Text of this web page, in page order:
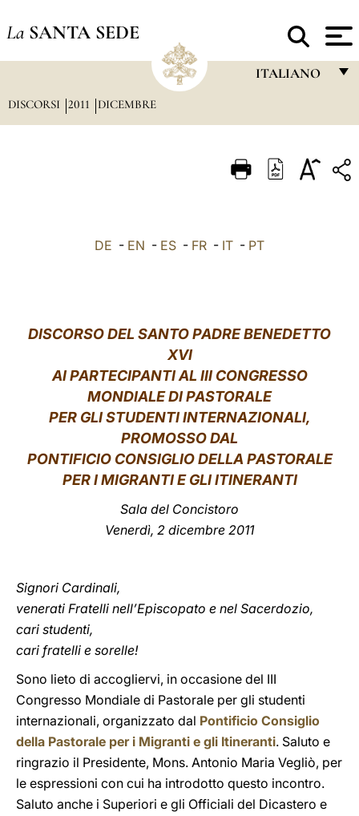
La SANTA SEDE
ITALIANO
ITALIANO
LATINE
DISCORSI 2011 DICEMBRE
DE - EN - ES - FR - IT - PT
DISCORSO DEL SANTO PADRE BENEDETTO
XVI
AI PARTECIPANTI AL III CONGRESSO
MONDIALE DI PASTORALE
PER GLI STUDENTI INTERNAZIONALI,
PROMOSSO DAL
PONTIFICIO CONSIGLIO DELLA PASTORALE
PER I MIGRANTI E GLI ITINERANTI
Sala del Concistoro
Venerdì, 2 dicembre 2011
Signori Cardinali,
venerati Fratelli nell’Episcopato e nel Sacerdozio,
cari studenti,
cari fratelli e sorelle!
Sono lieto di accogliervi, in occasione del III
Congresso Mondiale di Pastorale per gli studenti
internazionali, organizzato dal Pontificio Consiglio
della Pastorale per i Migranti e gli Itineranti. Saluto e
ringrazio il Presidente, Mons. Antonio Maria Vegliò, per
le espressioni con cui ha introdotto questo incontro.
Saluto anche i Superiori e gli Officiali del Dicastero e